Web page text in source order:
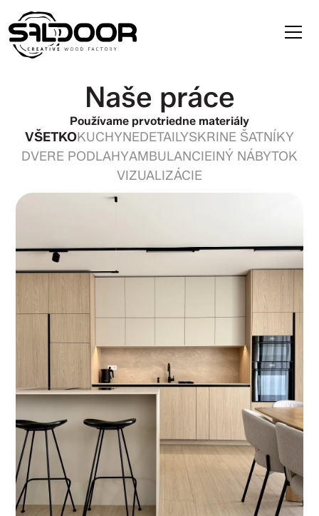
Naše práce
Používame prvotriedne materiály
VŠETKOKUCHYNEDETAILYSKRINE ŠATNÍKY
DVERE PODLAHYAMBULANCIEINÝ NÁBYTOK
VIZUALIZÁCIE